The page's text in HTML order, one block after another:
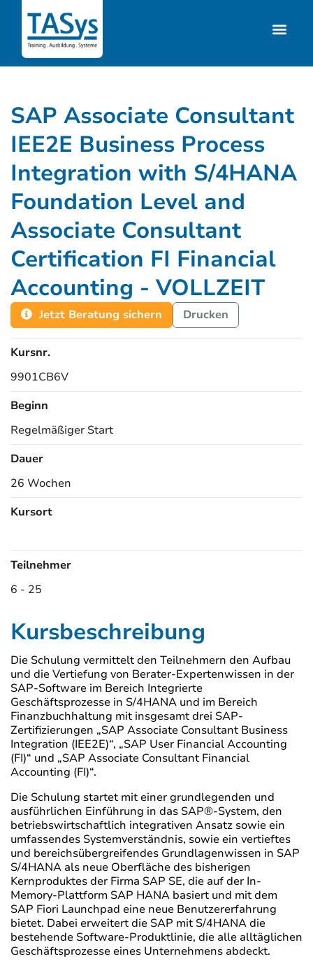
SAP Associate Consultant
IEE2E Business Process
Integration with S/4HANA
Foundation Level and
Associate Consultant
Certification FI Financial
Accounting - VOLLZEIT
Jetzt Beratung sichern Drucken
Kursnr.
9901CB6V
Beginn
Regelmäßiger Start
Dauer
26 Wochen
Kursort
Teilnehmer
6 - 25
Kursbeschreibung
Die Schulung vermittelt den Teilnehmern den Aufbau
und die Vertiefung von Berater-Expertenwissen in der
SAP-Software im Bereich Integrierte
Geschäftsprozesse in S/4HANA und im Bereich
Finanzbuchhaltung mit insgesamt drei SAP-
Zertifizierungen „SAP Associate Consultant Business
Integration (IEE2E)“, „SAP User Financial Accounting
(FI)“ und „SAP Associate Consultant Financial
Accounting (FI)“.
Die Schulung startet mit einer grundlegenden und
ausführlichen Einführung in das SAP®-System, den
betriebswirtschaftlich integrativen Ansatz sowie ein
umfassendes Systemverständnis, sowie ein vertieftes
und bereichsübergreifendes Grundlagenwissen in SAP
S/4HANA als neue Oberfläche des bisherigen
Kernproduktes der Firma SAP SE, die auf der In-
Memory-Plattform SAP HANA basiert und mit dem
SAP Fiori Launchpad eine neue Benutzererfahrung
bietet. Dabei erweitert die SAP mit S/4HANA die
bestehende Software-Produktlinie, die alle alltäglichen
Geschäftsprozesse eines Unternehmens abdeckt.